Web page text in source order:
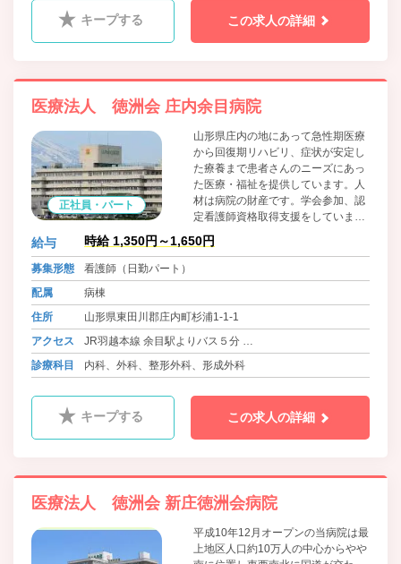
キープする この求人の詳細
医療法人 徳洲会 庄内余目病院
正社員・パート
山形県庄内の地にあって急性期医療
から回復期リハビリ、症状が安定し
た療養まで患者さんのニーズにあっ
た医療・福祉を提供しています。人
材は病院の財産です。学会参加、認
定看護師資格取得支援をしていま
す。ご自身のライフスタイルにあっ
た勤務についてご相談下さい。
給与 時給 1,350円～1,650円
募集形態
看護師（日勤パート）
配属
病棟
住所
山形県東田川郡庄内町杉浦1-1-1
アクセス
JR羽越本線 余目駅よりバス５分
飛行機（羽田空港～庄内空港 約５０分） 庄内空港よりバ
診療科目 内科、外科、整形外科、形成外科
キープする この求人の詳細
医療法人 徳洲会 新庄徳洲会病院
平成10年12月オープンの当病院は最
上地区人口約10万人の中心からやや